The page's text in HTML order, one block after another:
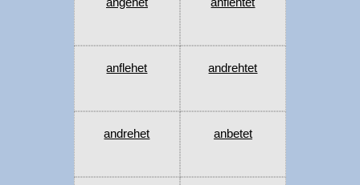
anflehet andrehtet
andrehet anbetet